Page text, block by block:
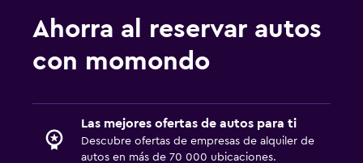
Ahorra al reservar autos
con momondo
Las mejores ofertas de autos para ti
Descubre ofertas de empresas de alquiler de
autos en más de 70 000 ubicaciones.